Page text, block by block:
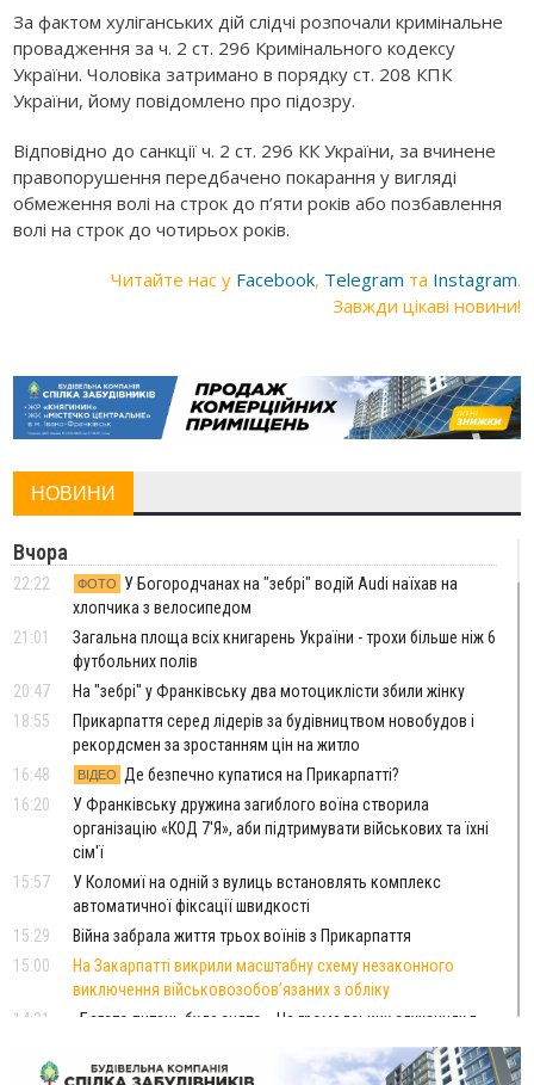
За фактом хуліганських дій слідчі розпочали кримінальне
провадження за ч. 2 ст. 296 Кримінального кодексу
України. Чоловіка затримано в порядку ст. 208 КПК
України, йому повідомлено про підозру.
Відповідно до санкції ч. 2 ст. 296 КК України, за вчинене
правопорушення передбачено покарання у вигляді
обмеження волі на строк до п’яти років або позбавлення
волі на строк до чотирьох років.
Читайте нас у Facebook, Telegram та Instagram.
Завжди цікаві новини!
НОВИНИ
Вчора
22:22 ФОТО
У Богородчанах на "зебрі" водій Audi наїхав на
хлопчика з велосипедом
21:01
Загальна площа всіх книгарень України - трохи більше ніж 6
футбольних полів
20:47
На "зебрі" у Франківську два мотоциклісти збили жінку
18:55
Прикарпаття серед лідерів за будівництвом новобудов і
рекордсмен за зростанням цін на житло
16:48
ВІДЕО Де безпечно купатися на Прикарпатті?
16:20
У Франківську дружина загиблого воїна створила
організацію «КОД 7'Я», аби підтримувати військових та їхні
сім'ї
15:57
У Коломиї на одній з вулиць встановлять комплекс
автоматичної фіксації швидкості
15:29
Війна забрала життя трьох воїнів з Прикарпаття
15:00
На Закарпатті викрили масштабну схему незаконного
виключення військовозобов’язаних з обліку
14:31
«Багато питань буде знято». На громадських слуханнях в
Яремче обговорили, як вирішити питання джипінгу в
Карпатах